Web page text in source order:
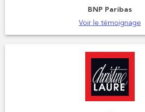
BNP Paribas
Voir le témoignage